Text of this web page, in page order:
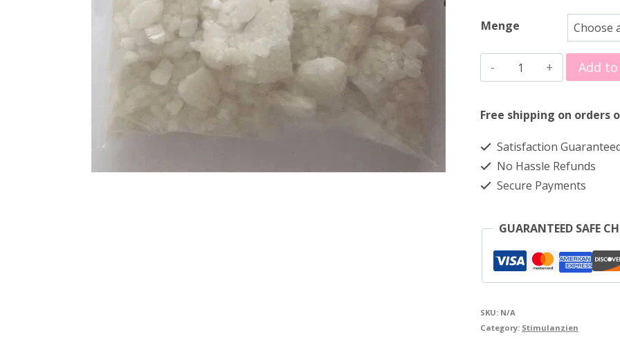
Menge
MMC
MCAT
Shards
quantity
Add
Free shipping on orders
Satisfaction
No Hassle Refunds
Secure Payments
GUARANTEED SAFE
SKU: N/A
Category: Stimulanzien